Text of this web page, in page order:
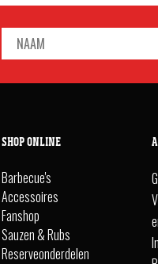
SHOP ONLINE
Barbecue's
Accessoires
Fanshop
Sauzen & Rubs
Reserveonderdelen